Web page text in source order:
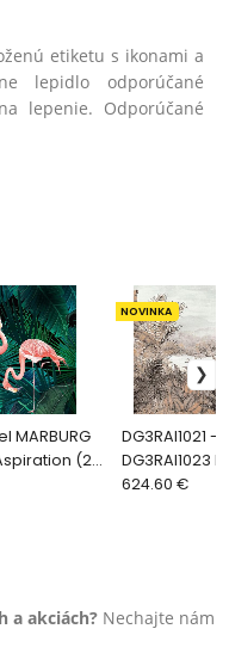
etiketu s ikonami a
lepidlo odporúčané
lepenie. Odporúčané
MARBURG
(2
DG3RAI1021 -
DG3RAI1023
KHRÔMA
NOVINKA
624.60 €
a akciách? Nechajte nám